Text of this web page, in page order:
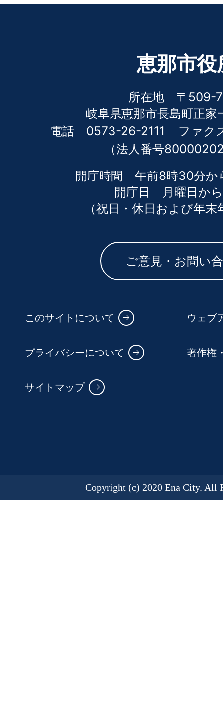
恵那市役
所在地 〒509-
岐阜県恵那市長島町正家
電話 0573-26-2111
ファ
（法人番号
開庁時間 午前8時30分か
開庁日 月曜日か
（祝日・休日および年
ご意見・お問い
このサイトについて ウェブ
プライバシーについて 著作権
サイトマップ
Copyright (c) 2020 Ena City. All